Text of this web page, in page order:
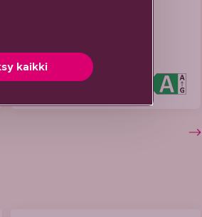
1499 €
tai alk. 41,64 €/kk
kaikki